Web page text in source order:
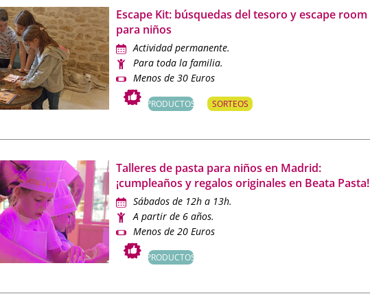
tiene un planencontrarás toda la información práctica: temática del
fechas, horarios, precios, localización, idioma, aforo y si es
También destacamos propuestas gratuitas o subvencionadas y
en fines de semana, vacaciones o días sin cole.
divertidos y originales para compartir con tus hijos, los
son una excelente opción para disfrutar del ocio en familia con un valor
Escape Kit: búsquedas del tesoro y escape room
para niños
Actividad permanente.
Para toda la familia.
Menos de 30 Euros
PRODUCTOS SORTEOS
Talleres de pasta para niños en Madrid:
¡cumpleaños y regalos originales en Beata Pasta!
Sábados de 12h a 13h.
A partir de 6 años.
Menos de 20 Euros
PRODUCTOS